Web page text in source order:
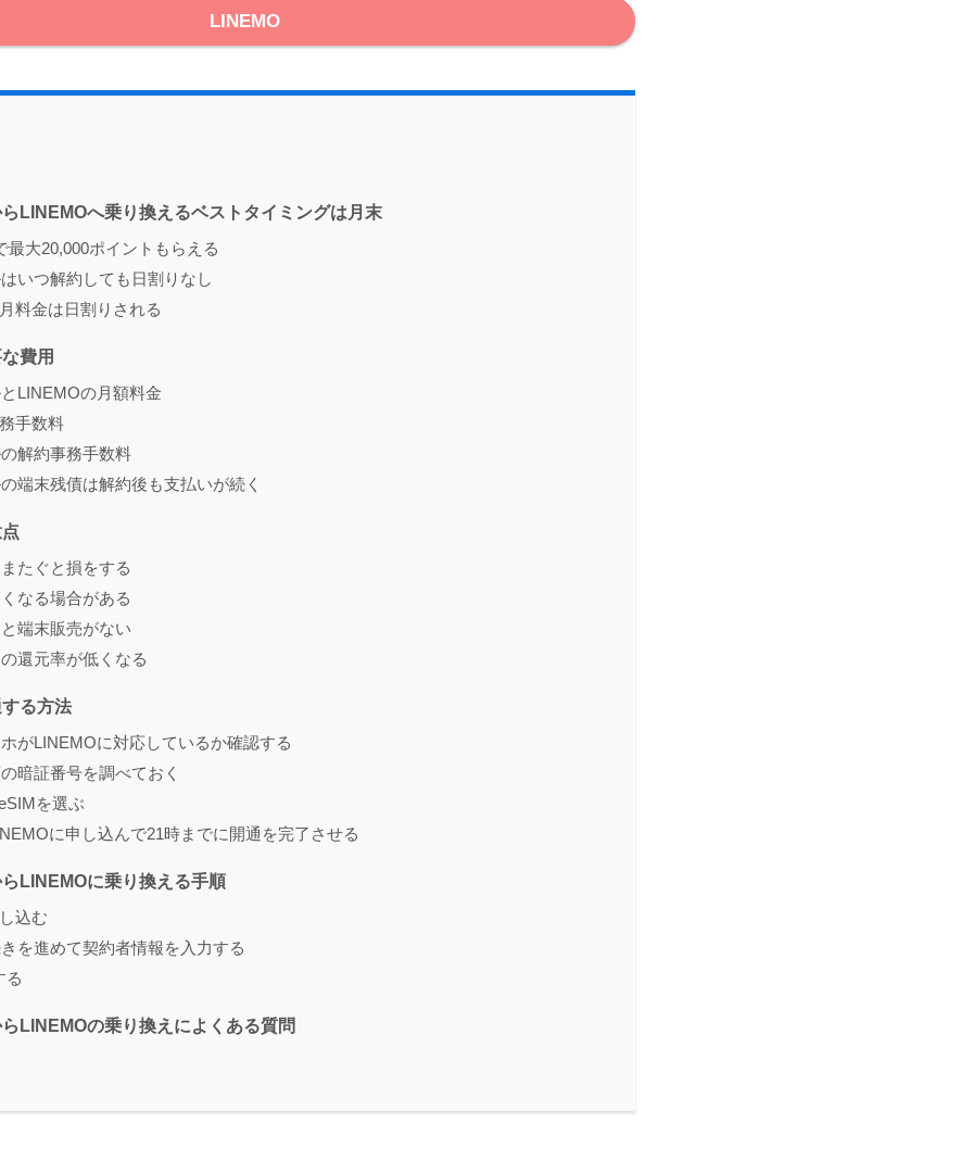
LINEMO
LINEMOへ乗り換えるベストタイミングは月末
最大20,000ポイントもらえる
いつ解約しても日割りなし
料金は日割りされる
費用
LINEMOの月額料金
手数料
解約事務手数料
端末残債は解約後も支払いが続く
たぐと損をする
なる場合がある
端末販売がない
還元率が低くなる
る方法
がLINEMOに対応しているか確認する
暗証番号を調べておく
を選ぶ
に申し込んで21時までに開通を完了させる
LINEMOに乗り換える手順
込む
を進めて契約者情報を入力する
る
LINEMOの乗り換えによくある質問